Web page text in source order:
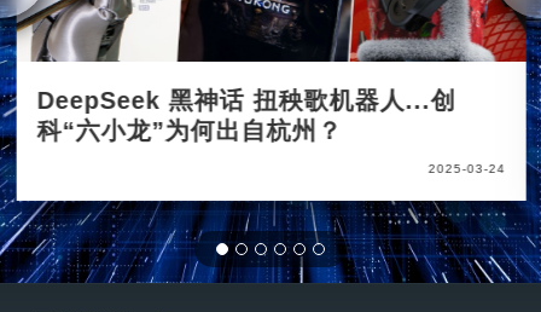
DeepSeek 黑神话 扭秧歌机器人...创
科“六小龙”为何出自杭州？
2025-03-24